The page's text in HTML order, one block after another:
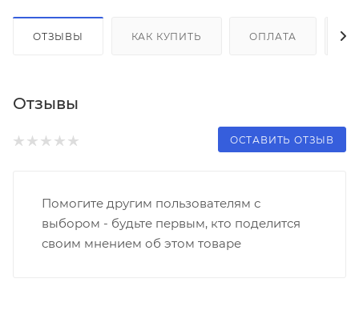
ОТЗЫВЫ КАК КУПИТЬ ОПЛАТА
Отзывы
ОСТАВИТЬ ОТЗЫВ
Помогите другим пользователям с
выбором - будьте первым, кто поделится
своим мнением об этом товаре